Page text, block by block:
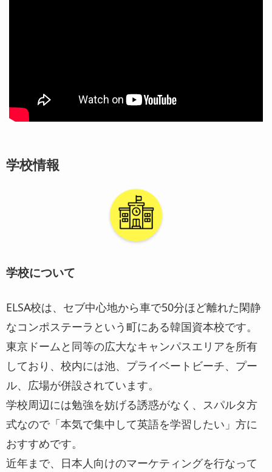
学校情報
学校について
ELSA校は、セブ中心地から車で50分ほど離れた閑静
なコンポステーラという町にある韓国資本校です。
東京ドームと同等の広大なキャンパスエリアを所有
しており、校内には池、プライベートビーチ、プー
ル、広場が併設されています。
学校周辺には勉強を妨げる誘惑がなく、スパルタ方
式なので「本気で集中して英語を学習したい」方に
おすすめです。
近年まで、日本人向けのマーケティングを行なって